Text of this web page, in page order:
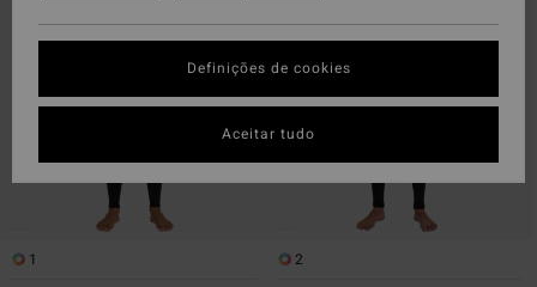
1
2
Definições de cookies
Aceitar tudo